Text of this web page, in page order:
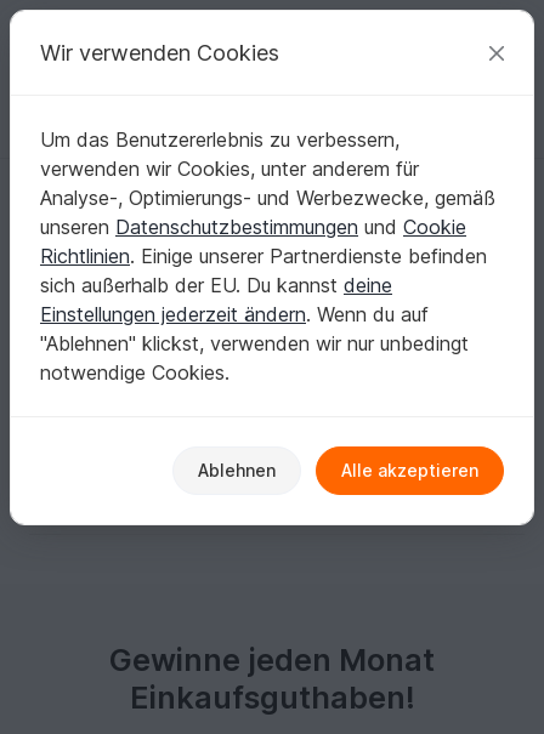
Deine kreativen Ideen
Deutsch | € (EUR) einloggen Kostenlos registrieren
mukgmbh3
Strickmaschine
Stricke, häkle, nähe und informiere mich gerne über
alles was mit Handarbeiten zu tun hat.
Gewinne jeden Monat
Einkaufsguthaben!
Wir verwenden Cookies
Um das Benutzererlebnis zu verbessern,
verwenden wir Cookies, unter anderem für
Analyse-, Optimierungs- und Werbezwecke, gemäß
unseren Datenschutzbestimmungen und Cookie
Richtlinien. Einige unserer Partnerdienste befinden
sich außerhalb der EU. Du kannst deine
Einstellungen jederzeit ändern. Wenn du auf
"Ablehnen" klickst, verwenden wir nur unbedingt
notwendige Cookies.
Ablehnen Alle akzeptieren